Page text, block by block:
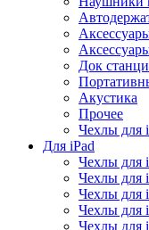
Док
Акустика
Прочее
Чехлы для
Для iPad
Чехлы для
Чехлы для
Чехлы для
Чехлы для
Чехлы для